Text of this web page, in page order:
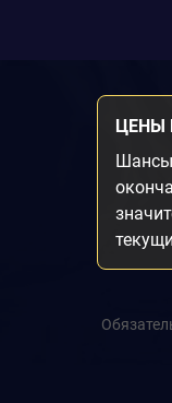
ЦЕНЫ
Шансы